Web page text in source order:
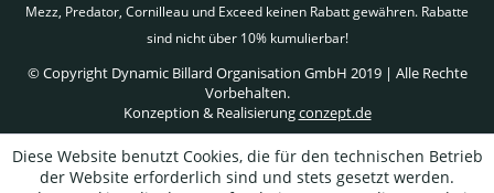
Mezz, Predator, Cornilleau und Exceed keinen Rabatt gewähren. Rabatte
sind nicht über 10% kumulierbar!
© Copyright Dynamic Billard Organisation GmbH 2019 | Alle Rechte
Vorbehalten.
Konzeption & Realisierungconzept.de
Diese Website benutzt Cookies, die für den technischen Betrieb
der Website erforderlich sind und stets gesetzt werden.